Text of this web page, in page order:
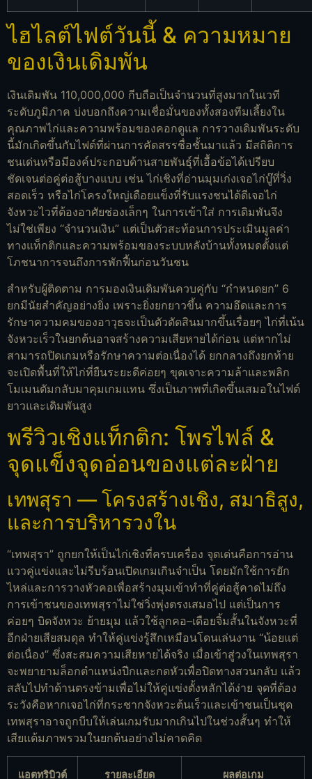
ไฮไลต์ไฟต์วันนี้ & ความหมาย
ของเงินเดิมพัน
เงินเดิมพัน 110,000,000 กีบถือเป็นจำนวนที่สูงมากในเวที
ระดับภูมิภาค บ่งบอกถึงความเชื่อมั่นของทั้งสองทีมเลี้ยงใน
คุณภาพไก่และความพร้อมของคอกดูแล การวางเดิมพันระดับ
นี้มักเกิดขึ้นกับไฟต์ที่ผ่านการคัดสรรชื่อชั้นมาแล้ว มีสถิติการ
ชนเด่นหรือมีองค์ประกอบด้านสายพันธุ์ที่เอื้อข้อได้เปรียบ
ชัดเจนต่อคู่ต่อสู้บางแบบ เช่น ไก่เชิงที่อ่านมุมเก่งเจอไก่บู๊ที่วิ่ง
สอดเร็ว หรือไก่โครงใหญ่เดือยแข็งที่รับแรงชนได้ดีเจอไก่
จังหวะไวที่ต้องอาศัยช่องเล็กๆ ในการเข้าใส่ การเดิมพันจึง
ไม่ใช่เพียง “จำนวนเงิน” แต่เป็นตัวสะท้อนการประเมินมูลค่า
ทางแท็กติกและความพร้อมของระบบหลังบ้านทั้งหมดตั้งแต่
โภชนาการจนถึงการพักฟื้นก่อนวันชน
สำหรับผู้ติดตาม การมองเงินเดิมพันควบคู่กับ “กำหนดยก” 6
ยกมีนัยสำคัญอย่างยิ่ง เพราะยิ่งยกยาวขึ้น ความอึดและการ
รักษาความคมของอาวุธจะเป็นตัวตัดสินมากขึ้นเรื่อยๆ ไก่ที่เน้น
จังหวะเร็วในยกต้นอาจสร้างความเสียหายได้ก่อน แต่หากไม่
สามารถปิดเกมหรือรักษาความต่อเนื่องได้ ยกกลางถึงยกท้าย
จะเปิดพื้นที่ให้ไก่ที่ยืนระยะดีค่อยๆ ขุดเจาะความล้าและพลิก
โมเมนตัมกลับมาคุมเกมแทน ซึ่งเป็นภาพที่เกิดขึ้นเสมอในไฟต์
ยาวและเดิมพันสูง
พรีวิวเชิงแท็กติก: โพรไฟล์ &
จุดแข็งจุดอ่อนของแต่ละฝ่าย
เทพสุรา — โครงสร้างเชิง, สมาธิสูง,
และการบริหารวงใน
“เทพสุรา” ถูกยกให้เป็นไก่เชิงที่ครบเครื่อง จุดเด่นคือการอ่าน
แววคู่แข่งและไม่รีบร้อนเปิดเกมเกินจำเป็น โดยมักใช้การยัก
ไหล่และการวางหัวคอเพื่อสร้างมุมเข้าทำที่คู่ต่อสู้คาดไม่ถึง
การเข้าชนของเทพสุราไม่ใช่วิ่งพุ่งตรงเสมอไป แต่เป็นการ
ค่อยๆ บิดจังหวะ ย้ายมุม แล้วใช้ลูกคอ–เดือยจิ้มสั้นในจังหวะที่
อีกฝ่ายเสียสมดุล ทำให้คู่แข่งรู้สึกเหมือนโดนเล่นงาน “น้อยแต่
ต่อเนื่อง” ซึ่งสะสมความเสียหายได้จริง เมื่อเข้าสู่วงในเทพสุรา
จะพยายามล็อกตำแหน่งปีกและกดหัวเพื่อปิดทางสวนกลับ แล้ว
สลับไปทำด้านตรงข้ามเพื่อไม่ให้คู่แข่งตั้งหลักได้ง่าย จุดที่ต้อง
ระวังคือหากเจอไก่ที่กระชากจังหวะต้นเร็วและเข้าชนเป็นชุด
เทพสุราอาจถูกบีบให้เล่นเกมรับมากเกินไปในช่วงสั้นๆ ทำให้
เสียแต้มภาพรวมในยกต้นอย่างไม่คาดคิด
แอตทริบิวต์ รายละเอียด ผลต่อเกม